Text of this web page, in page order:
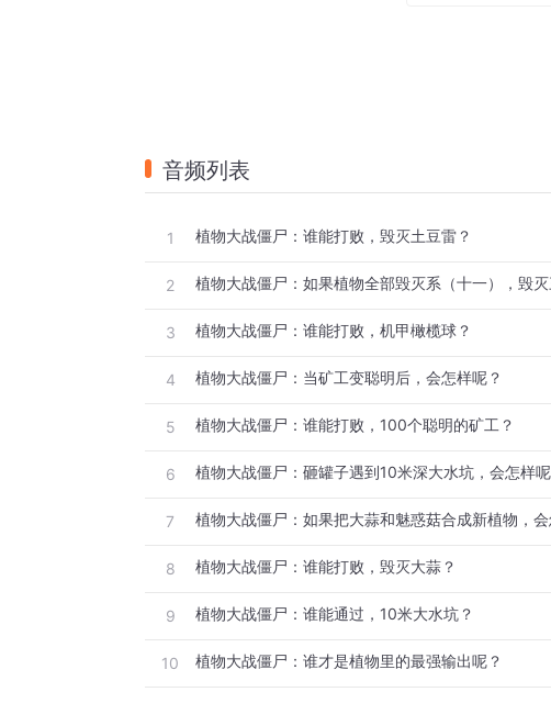
音频列表
1 植物大战僵尸：谁能打败，毁灭土豆雷？
2 植物大战僵尸：如果植物全部毁灭系（十一），毁
3 植物大战僵尸：谁能打败，机甲橄榄球？
4 植物大战僵尸：当矿工变聪明后，会怎样呢？
5 植物大战僵尸：谁能打败，100个聪明的矿工？
6 植物大战僵尸：砸罐子遇到10米深大水坑，会怎样呢
7
8 植物大战僵尸：谁能打败，毁灭大蒜？
9 植物大战僵尸：谁能通过，10米大水坑？
10 植物大战僵尸：谁才是植物里的最强输出呢？